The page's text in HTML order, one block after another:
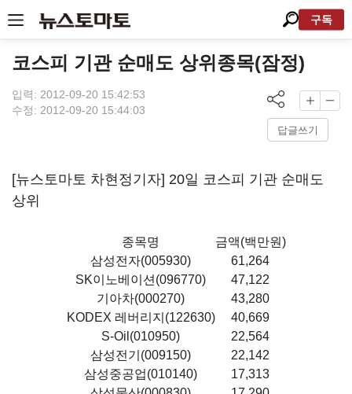
구독
코스피 기관 순매도 상위종목(잠정)
입력: 2012-09-20 15:42:53
수정: 2012-09-20 15:44:03
답글쓰기
[뉴스토마토 차현정기자] 20일 코스피 기관 순매도
상위
종목명
금액(백만원)
삼성전자(005930)
61,264
SK이노베이션(096770)
47,122
기아차(000270)
43,280
KODEX 레버리지(122630)
40,669
S-Oil(010950)
22,564
삼성전기(009150)
22,142
삼성중공업(010140)
17,313